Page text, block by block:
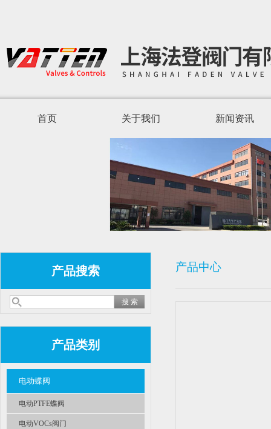
首页 关于我们 新闻资讯
产品搜索
产品类别
电动蝶阀
电动PTFE蝶阀
电动VOCs阀门
产品中心